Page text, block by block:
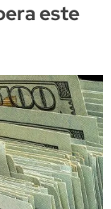
este